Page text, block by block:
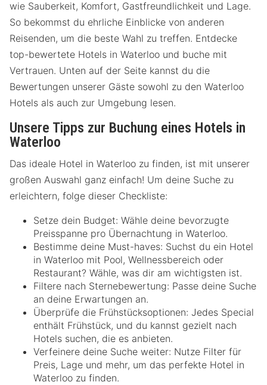
wie Sauberkeit, Komfort, Gastfreundlichkeit und Lage.
So bekommst du ehrliche Einblicke von anderen
Reisenden, um die beste Wahl zu treffen. Entdecke
top-bewertete Hotels in Waterloo und buche mit
Vertrauen. Unten auf der Seite kannst du die
Bewertungen unserer Gäste sowohl zu den Waterloo
Hotels als auch zur Umgebung lesen.
Unsere Tipps zur Buchung eines Hotels in
Waterloo
Das ideale Hotel in Waterloo zu finden, ist mit unserer
großen Auswahl ganz einfach! Um deine Suche zu
erleichtern, folge dieser Checkliste:
Setze dein Budget: Wähle deine bevorzugte
Preisspanne pro Übernachtung in Waterloo.
Bestimme deine Must-haves: Suchst du ein Hotel
in Waterloo mit Pool, Wellnessbereich oder
Restaurant? Wähle, was dir am wichtigsten ist.
Filtere nach Sternebewertung: Passe deine Suche
an deine Erwartungen an.
Überprüfe die Frühstücksoptionen: Jedes Special
enthält Frühstück, und du kannst gezielt nach
Hotels suchen, die es anbieten.
Verfeinere deine Suche weiter: Nutze Filter für
Preis, Lage und mehr, um das perfekte Hotel in
Waterloo zu finden.